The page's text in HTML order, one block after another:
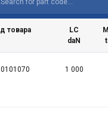
товара
LC
daN
1 000